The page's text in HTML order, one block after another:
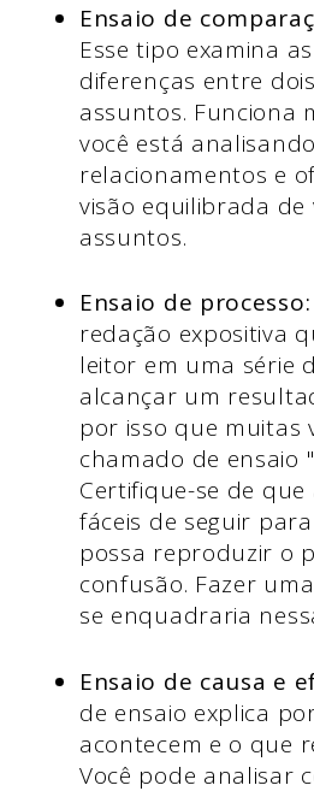
Ensaio de
Esse tipo examina
diferenças entre
assuntos. Funciona
você está analisando
relacionamentos e
visão equilibrada de
assuntos.
Ensaio de processo:
redação expositiva
leitor em uma série
alcançar um
por isso que muitas
chamado de ensaio
Certifique-se de que
fáceis de seguir
possa reproduzir o
confusão. Fazer
se enquadraria
Ensaio de causa e
de ensaio explica
acontecem e o que
Você pode analisar